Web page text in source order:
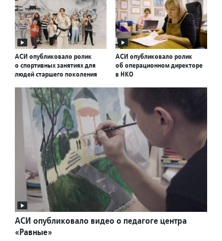
АСИ опубликовало ролик
о спортивных занятиях для
людей старшего поколения
АСИ опубликовало ролик
об операционном директоре
в НКО
АСИ опубликовало видео о педагоге центра
«Равные»